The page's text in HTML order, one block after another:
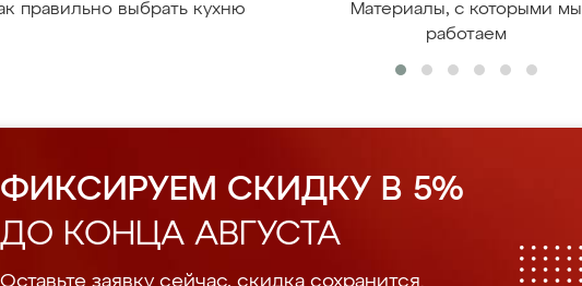
правильно выбрать кухню
Материалы, с которыми мы
работаем
ФИКСИРУЕМ СКИДКУ В 5%
ДО КОНЦА АВГУСТА
Оставьте заявку сейчас, скидка сохранится.